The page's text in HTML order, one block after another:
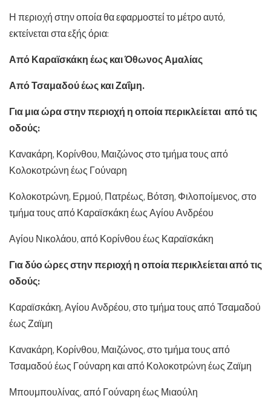
Η περιοχή στην οποία θα εφαρμοστεί το μέτρο αυτό,
εκτείνεται στα εξής όρια:
Από Καραϊσκάκη έως και Όθωνος Αμαλίας
Από Τσαμαδού έως και Ζαΐμη.
Για μια ώρα στην περιοχή η οποία περικλείεται από τις
οδούς:
Κανακάρη, Κορίνθου, Μαιζώνος στο τμήμα τους από
Κολοκοτρώνη έως Γούναρη
Κολοκοτρώνη, Ερμού, Πατρέως, Βότση, Φιλοποίμενος, στο
τμήμα τους από Καραϊσκάκη έως Αγίου Ανδρέου
Αγίου Νικολάου, από Κορίνθου έως Καραϊσκάκη
Για δύο ώρες στην περιοχή η οποία περικλείεται από τις
οδούς:
Καραϊσκάκη, Αγίου Ανδρέου, στο τμήμα τους από Τσαμαδού
έως Ζαϊμη
Κανακάρη, Κορίνθου, Μαιζώνος, στο τμήμα τους από
Τσαμαδού έως Γούναρη και από Κολοκοτρώνη έως Ζαϊμη
Μπουμπουλίνας, από Γούναρη έως Μιαούλη